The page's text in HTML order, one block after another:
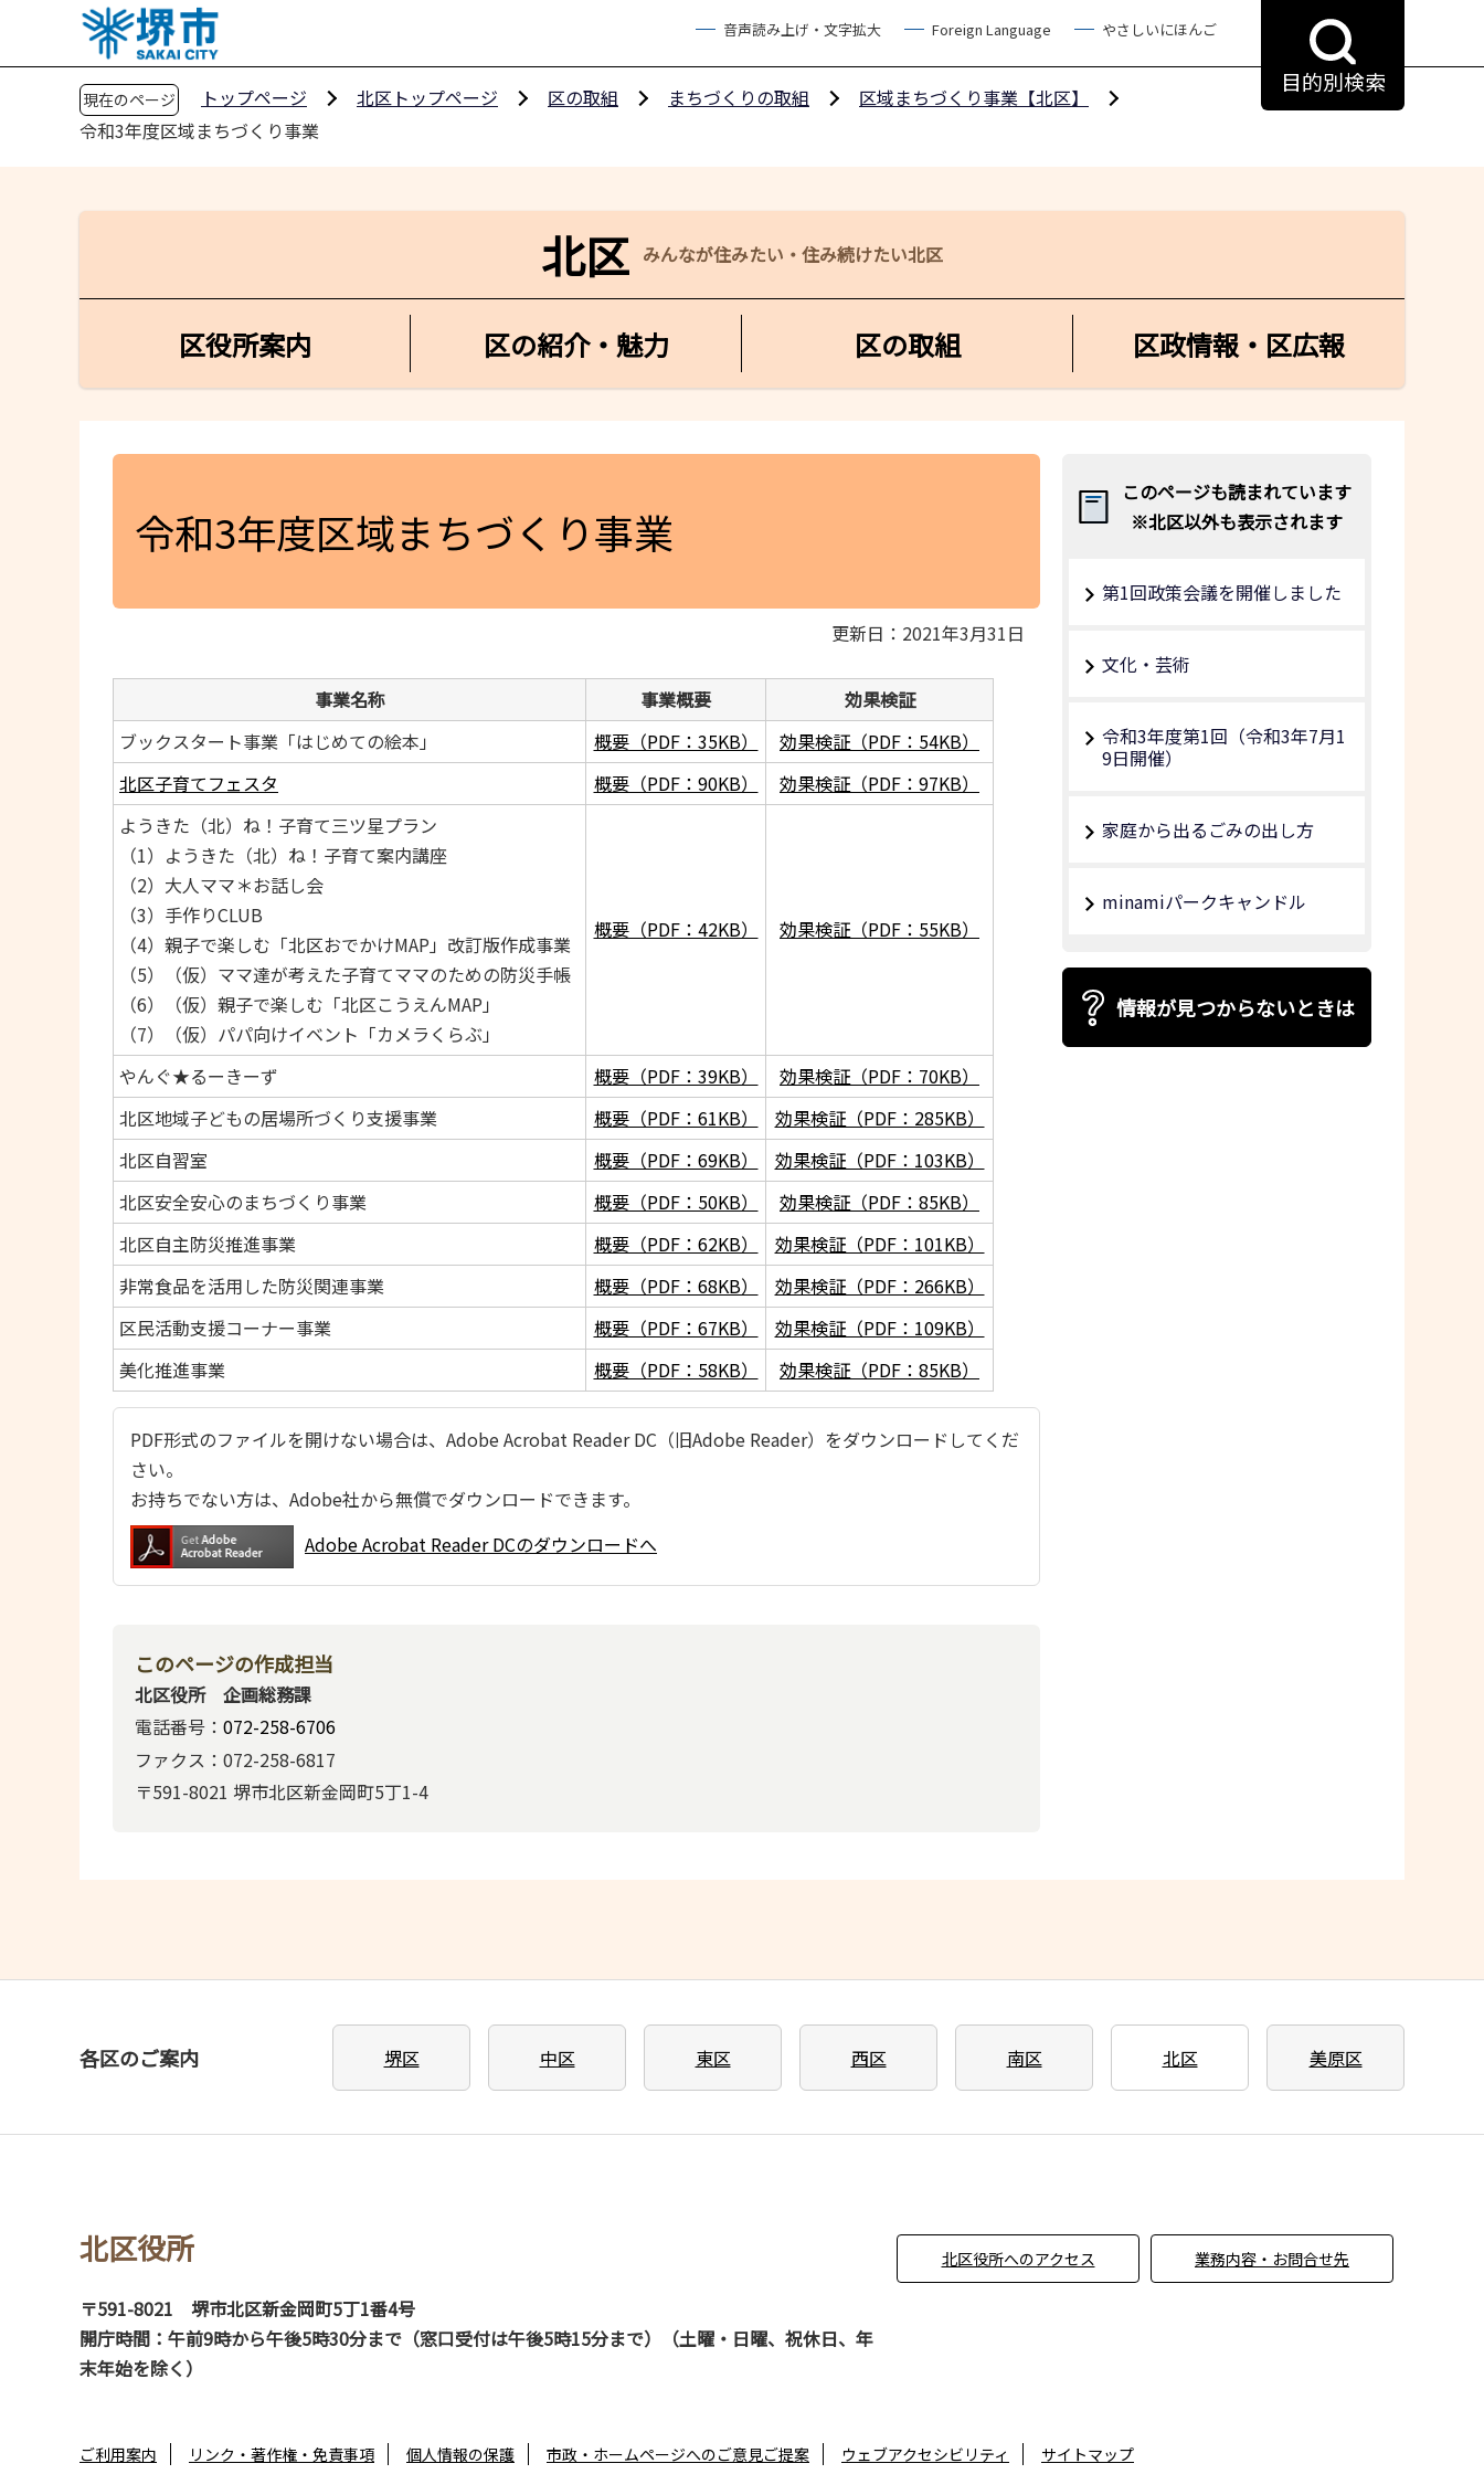
ペ
音声読み上げ・文字拡大 Foreign Language やさしいにほんご
目的別検索
現在のページ トップページ 北区トップページ 区の取組 まちづくりの取組
区域まちづくり事業【北区】
令和3年度区域まちづくり事業
北区 みんなが住みたい・住み続けたい北区
区役所案内 区の紹介・魅力 区の取組 区政情報・区広報
令和3年度区域まちづくり事業
更新日：2021年3月31日
事業名称 事業概要
効果検証
ブックスタート事業「はじめての絵本」
概要（PDF：35KB）
効果検証（PDF：54KB）
北区子育てフェスタ
概要（PDF：90KB）
効果検証（PDF：97KB）
ようきた（北）ね！子育て三ツ星プラン
（1）ようきた（北）ね！子育て案内講座
（2）大人ママ＊お話し会
（3）手作りCLUB
（4）親子で楽しむ「北区おでかけMAP」改訂版作成事業
（5）（仮）ママ達が考えた子育てママのための防災手帳
（6）（仮）親子で楽しむ「北区こうえんMAP」
（7）（仮）パパ向けイベント「カメラくらぶ」
概要（PDF：42KB） 効果検証（PDF：55KB）
やんぐ★るーきーず 概要（PDF：39KB）
効果検証（PDF：70KB）
北区地域子どもの居場所づくり支援事業
概要（PDF：61KB）
効果検証（PDF：285KB）
北区自習室
概要（PDF：69KB）
効果検証（PDF：103KB）
北区安全安心のまちづくり事業
概要（PDF：50KB）
効果検証（PDF：85KB）
北区自主防災推進事業
概要（PDF：62KB）
効果検証（PDF：101KB）
非常食品を活用した防災関連事業
概要（PDF：68KB）
効果検証（PDF：266KB）
区民活動支援コーナー事業
概要（PDF：67KB）
効果検証（PDF：109KB）
美化推進事業
概要（PDF：58KB） 効果検証（PDF：85KB）
PDF形式のファイルを開けない場合は、Adobe Acrobat Reader DC（旧Adobe Reader）をダウンロードしてくだ
さい。
お持ちでない方は、Adobe社から無償でダウンロードできます。
Adobe Acrobat Reader DCのダウンロードへ
このページの作成担当
北区役所 企画総務課
電話番号： 072-258-6706
ファクス：072-258-6817
〒591-8021 堺市北区新金岡町5丁1-4
このページも読まれています
※北区以外も表示されます
第1回政策会議を開催しました
文化・芸術
令和3年度第1回（令和3年7月1
9日開催）
家庭から出るごみの出し方
minamiパークキャンドル
情報が見つからないときは
各区のご案内 堺区 中区 東区 西区 南区 北区 美原区
北区役所
〒591-8021
堺市北区新金岡町5丁1番4号
開庁時間：午前9時から午後5時30分まで（窓口受付は午後5時15分まで）（土曜・日曜、祝休日、年
末年始を除く）
北区役所へのアクセス 業務内容・お問合せ先
ご利用案内 リンク・著作権・免責事項 個人情報の保護 市政・ホームページへのご意見ご提案 ウェブアクセシビリティ サイトマップ